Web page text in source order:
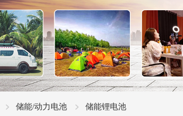
储能/动力电池 储能锂电池